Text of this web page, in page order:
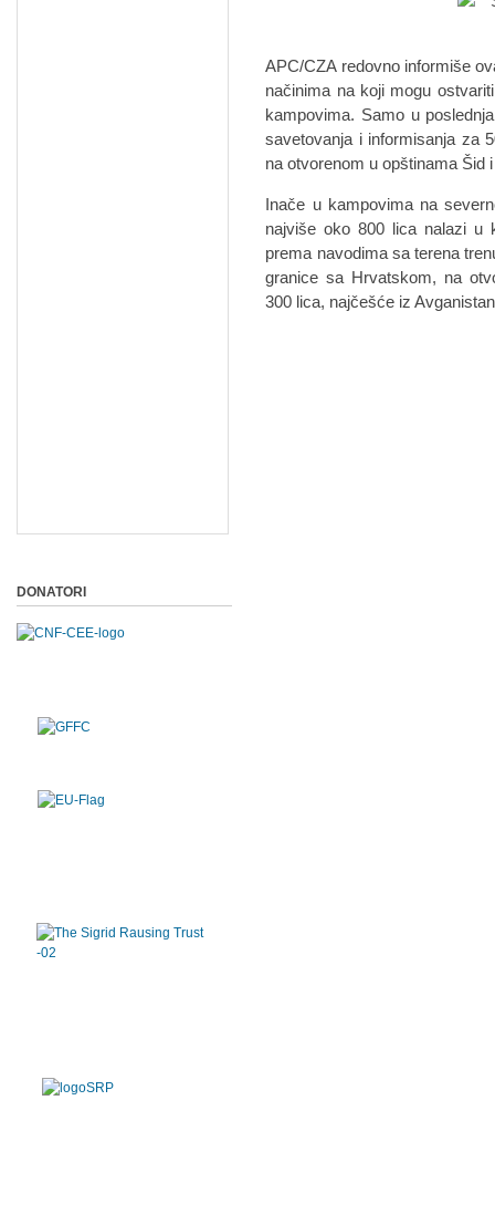
APC/CZA redovno informiše
načinima na koji mogu
kampovima. Samo u
savetovanja i informisanja za
na otvorenom u opštinama Šid
Inače u kampovima na
najviše oko 800 lica nalazi u
prema navodima sa terena
granice sa Hrvatskom, na
300 lica, najčešće iz
DONATORI